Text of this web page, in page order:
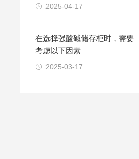
2025-04-17
在选择强酸碱储存柜时，需要
考虑以下因素
2025-03-17